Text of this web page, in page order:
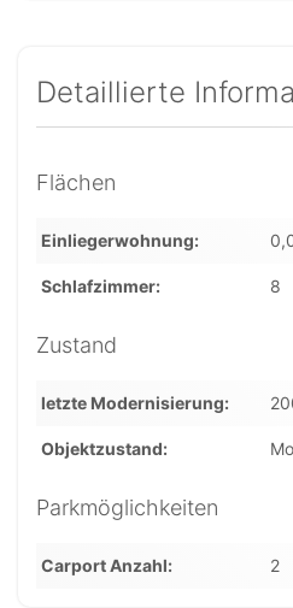
Detaillierte
Flächen
Einliegerwohnung
Schlafzimmer 8
Zustand
letzte Modernisierung
Objektzustand
Parkmöglichkeiten
Carport Anzahl 2